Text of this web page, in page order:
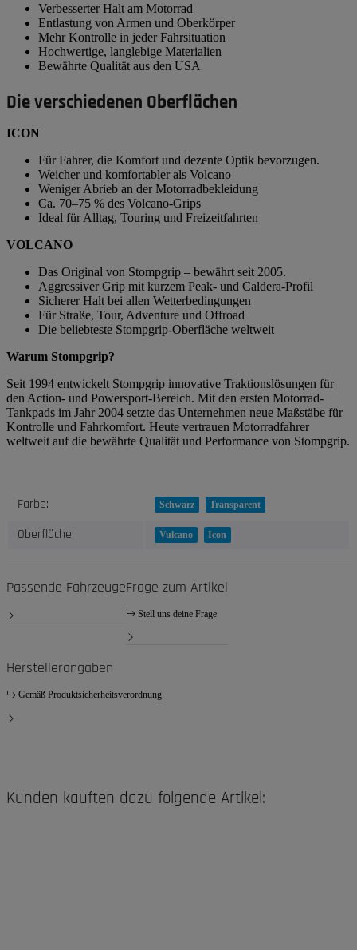
Verbesserter Halt am Motorrad
Entlastung von Armen und Oberkörper
Mehr Kontrolle in jeder Fahrsituation
Hochwertige, langlebige Materialien
Bewährte Qualität aus den USA
Die verschiedenen Oberflächen
ICON
Für Fahrer, die Komfort und dezente Optik bevorzugen.
Weicher und komfortabler als Volcano
Weniger Abrieb an der Motorradbekleidung
Ca. 70–75 % des Volcano-Grips
Ideal für Alltag, Touring und Freizeitfahrten
VOLCANO
Das Original von Stompgrip – bewährt seit 2005.
Aggressiver Grip mit kurzem Peak- und Caldera-Profil
Sicherer Halt bei allen Wetterbedingungen
Für Straße, Tour, Adventure und Offroad
Die beliebteste Stompgrip-Oberfläche weltweit
Warum Stompgrip?
Seit 1994 entwickelt Stompgrip innovative Traktionslösungen für
den Action- und Powersport-Bereich. Mit den ersten Motorrad-
Tankpads im Jahr 2004 setzte das Unternehmen neue Maßstäbe für
Kontrolle und Fahrkomfort. Heute vertrauen Motorradfahrer
weltweit auf die bewährte Qualität und Performance von Stompgrip.
Produkteigenschaft
Wert
Farbe: Schwarz Transparent
Oberfläche: Vulcano Icon
Passende FahrzeugeFrage zum Artikel
Stell uns deine Frage
Herstellerangaben
Gemäß Produktsicherheitsverordnung
Kunden kauften dazu folgende Artikel: